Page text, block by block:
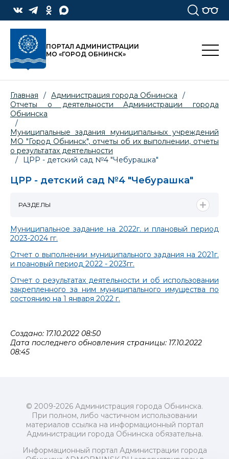
ПОРТАЛ АДМИНИСТРАЦИИ
МО «ГОРОД ОБНИНСК»
Главная / Администрация города Обнинска
/
Отчеты о деятельности Администрации города
Обнинска
/
Муниципальные задания муниципальных учреждений
МО "Город Обнинск", отчеты об их выполнении, отчеты
о результатах деятельности
/
ЦРР - детский сад №4 "Чебурашка"
ЦРР - детский сад №4 "Чебурашка"
Муниципальное задание на 2022г. и плановый период
2023-2024 гг.
Отчет о выполнении муниципального задания на 2021г.
и поановый период 2022 - 2023гг.
Отчет о результатах деятельности и об использовании
закрепленного за ним муниципального имущества по
состоянию на 1 января 2022 г.
Создано: 17.10.2022 08:50
Дата последнего обновления страницы: 17.10.2022
08:45
РАЗДЕЛЫ
© 2009-2026 Администрация города Обнинска.
При полном, либо частичном использовании
материалов ссылка на информационный портал
Администрации города Обнинска обязательна.
Информационный портал Администрации города